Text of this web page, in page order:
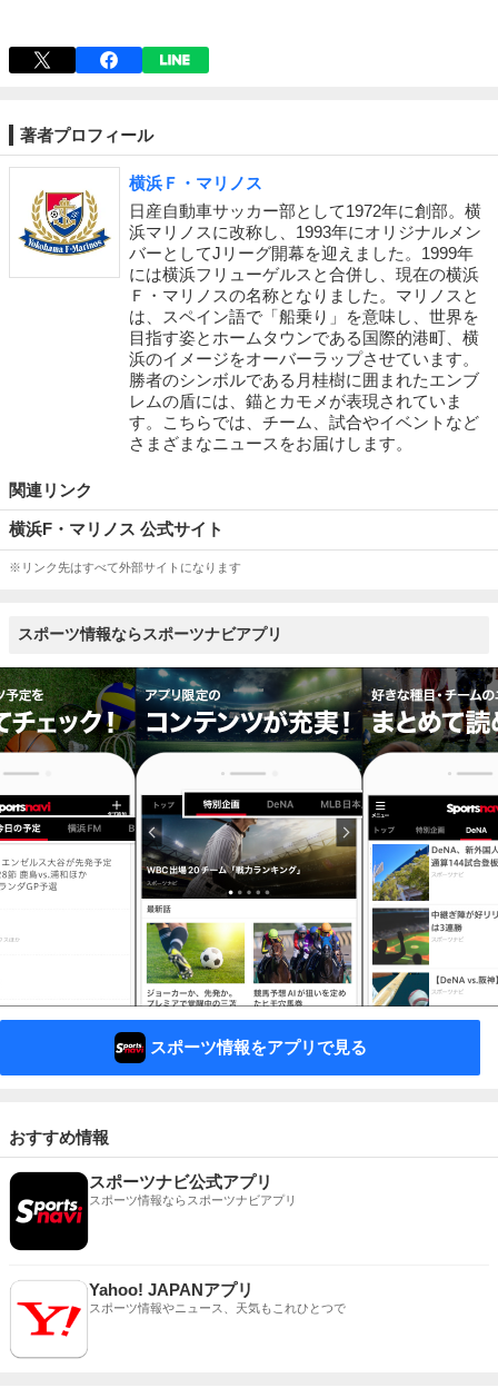
著者プロフィール
横浜Ｆ・マリノス
日産自動車サッカー部として1972年に創部。横
浜マリノスに改称し、1993年にオリジナルメン
バーとしてJリーグ開幕を迎えました。1999年
には横浜フリューゲルスと合併し、現在の横浜
Ｆ・マリノスの名称となりました。マリノスと
は、スペイン語で「船乗り」を意味し、世界を
目指す姿とホームタウンである国際的港町、横
浜のイメージをオーバーラップさせています。
勝者のシンボルである月桂樹に囲まれたエンブ
レムの盾には、錨とカモメが表現されていま
す。こちらでは、チーム、試合やイベントなど
さまざまなニュースをお届けします。
関連リンク
横浜F・マリノス 公式サイト
※リンク先はすべて外部サイトになります
スポーツ情報ならスポーツナビアプリ
スポーツ情報をアプリで見る
おすすめ情報
スポーツナビ公式アプリ
スポーツ情報ならスポーツナビアプリ
Yahoo! JAPANアプリ
スポーツ情報やニュース、天気もこれひとつで